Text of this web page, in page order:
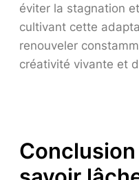
éviter la stagnation
cultivant cette
renouveler
créativité vivante et
Conclusion